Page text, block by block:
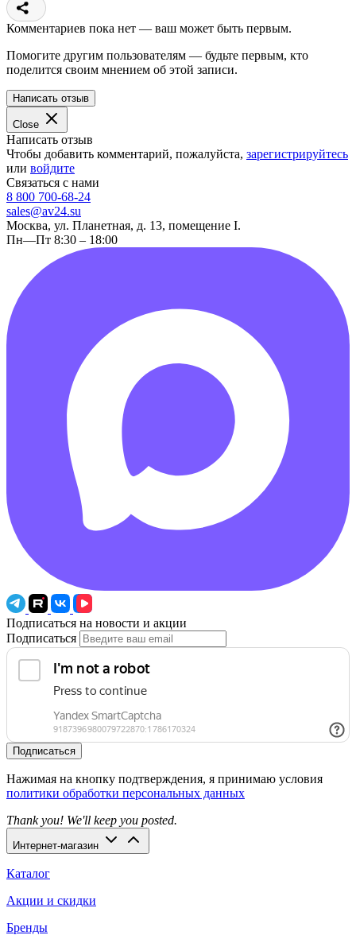
Комментариев пока нет — ваш может быть первым.
Помогите другим пользователям — будьте первым, кто
поделится своим мнением об этой записи.
Написать отзыв
Close
Написать отзыв
Чтобы добавить комментарий, пожалуйста, зарегистрируйтесь
или войдите
Связаться с нами
8 800 700-68-24
sales@av24.su
Москва, ул. Планетная, д. 13, помещение I.
Пн—Пт 8:30 – 18:00
Подписаться на новости и акции
Подписаться
Подписаться
Нажимая на кнопку подтверждения, я принимаю условия
политики обработки персональных данных
Thank you! We'll keep you posted.
Интернет-магазин
Каталог
Акции и скидки
Бренды